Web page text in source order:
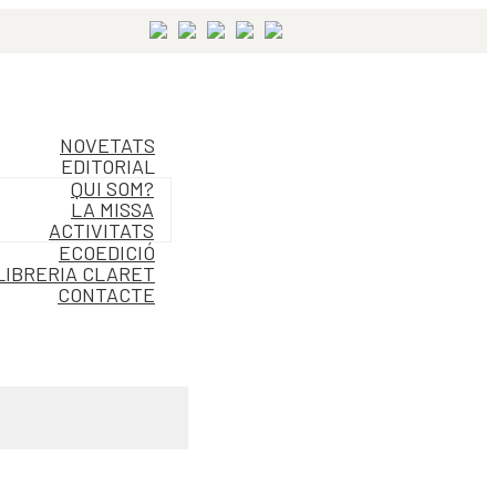
NOVETATS
EDITORIAL
QUI SOM?
LA MISSA
ACTIVITATS
ECOEDICIÓ
CLARET
CONTACTE